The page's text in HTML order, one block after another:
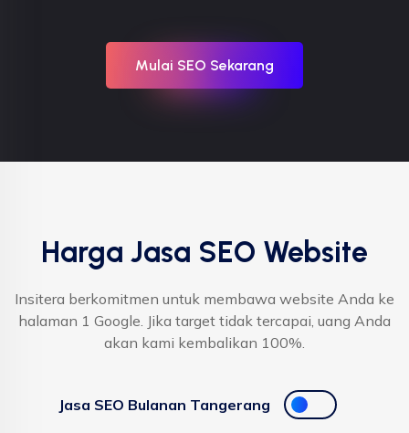
Mulai SEO Sekarang
Harga Jasa SEO Website
Insitera berkomitmen untuk membawa website Anda ke
halaman 1 Google. Jika target tidak tercapai, uang Anda
akan kami kembalikan 100%.
Jasa SEO Bulanan Tangerang